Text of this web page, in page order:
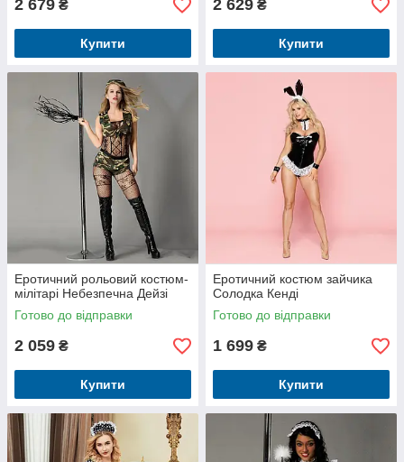
2 679 ₴
Купити
2 629 ₴
Купити
Еротичний рольовий костюм-
мілітарі Небезпечна Дейзі
Готово до відправки
2 059 ₴
Купити
Еротичний костюм зайчика
Солодка Кенді
Готово до відправки
1 699 ₴
Купити